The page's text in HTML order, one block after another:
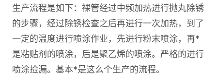
生产流程是如下：裸管经过中频加热进行抛丸除锈
的步骤，经过除锈检查之后再进行一次加热，到了
一定的温度进行喷涂作业，先进行粉末喷涂，再*
是粘贴剂的喷涂，后是聚乙烯的喷涂。严格的进行
喷涂捡漏。基本*是这么个生产的流程。